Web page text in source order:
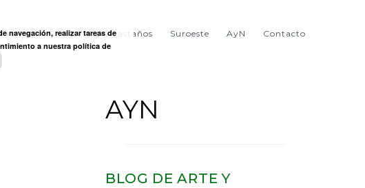
Prensa Entre viñas y castaños Suroeste AyN Contacto
AYN
BLOG DE ARTE Y
navegación, realizar tareas de
a nuestra política de